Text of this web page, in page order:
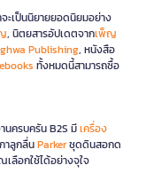
ะเป็นนิยายยอดนิยมอย่าง
, นิตยสารอัปเดตจากเพ็ญ
Publishing, หนังสือ
ทั้งหมดนี้สามารถซื้อ
ครบครัน B2S มีเครื่อง
าลูกลื่นParkerชุดดินสอกด
เลือกใช้ได้อย่างจุใจ